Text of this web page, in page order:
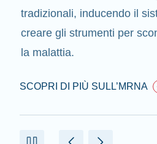
tradizionali, inducendo il
creare gli strumenti per
la malattia.
SCOPRI DI PIÙ SULL’MRNA